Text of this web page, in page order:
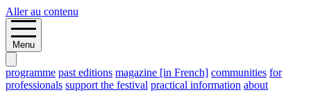
Aller au contenu
Menu
programme past editions magazine [in French] communities for
professionals support the festival practical information about